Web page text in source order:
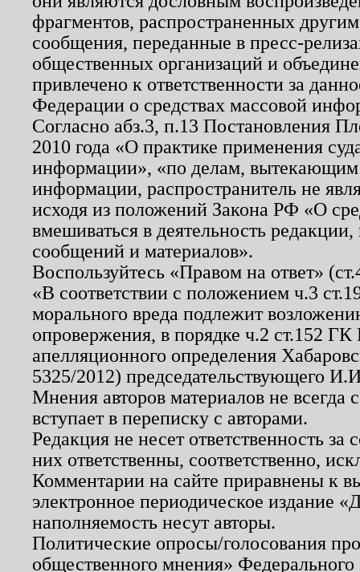
фрагментов, распространенных
сообщения, переданные в пресс-
общественных организаций и
привлечено к ответственности за
Федерации о средствах массовой
Согласно абз.3, п.13 Постановления
2010 года «О практике применения
информации», «по делам, вытекающим
информации, распространитель не
исходя из положений Закона РФ «О
вмешиваться в деятельность
сообщений и материалов».
Воспользуйтесь «Правом на ответ»
«В соответствии с положением ч.3
морального вреда подлежит
опровержения, в порядке ч.2 ст.152
апелляционного определения
5325/2012) председательствующего
Мнения авторов материалов не
вступает в переписку с авторами.
Редакция не несет ответственность
них ответственны, соответственно,
Комментарии на сайте приравнены к
электронное периодическое издание
наполняемость несут авторы.
Политические опросы/голосования
общественного мнения»